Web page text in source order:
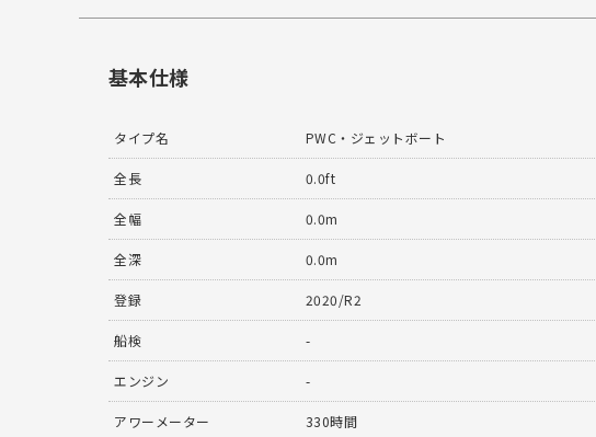
基本仕様
タイプ名 PWC・ジェットボート
全長 0.0ft
全幅 0.0m
全深 0.0m
登録 2020/R2
船検 -
エンジン -
アワーメーター 330時間